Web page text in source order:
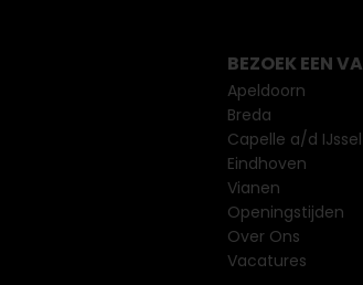
BEZOEK EEN
Apeldoorn
Breda
Capelle a/d IJssel
Eindhoven
Vianen
Openingstijden
Over Ons
Vacatures